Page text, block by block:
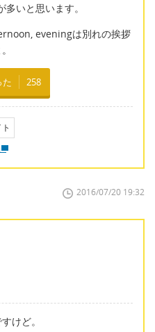
いと思います。
eveningは別れの挨拶
た 258
2016/07/20 19:32
けど。